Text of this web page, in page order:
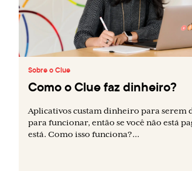
Sobre o Clue
Como o Clue faz dinheiro?
Aplicativos custam dinheiro para serem
para funcionar, então se você não está
está. Como isso funciona?...